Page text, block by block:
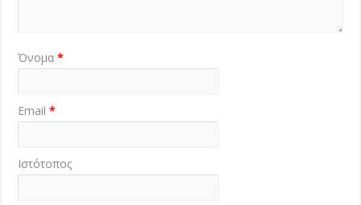
Όνομα*
Email*
Ιστότοπος